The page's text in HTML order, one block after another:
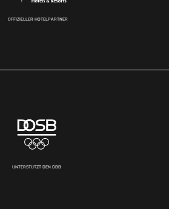
OFFIZIELLER HOTELPARTNER
UNTERSTÜTZT DEN DBB